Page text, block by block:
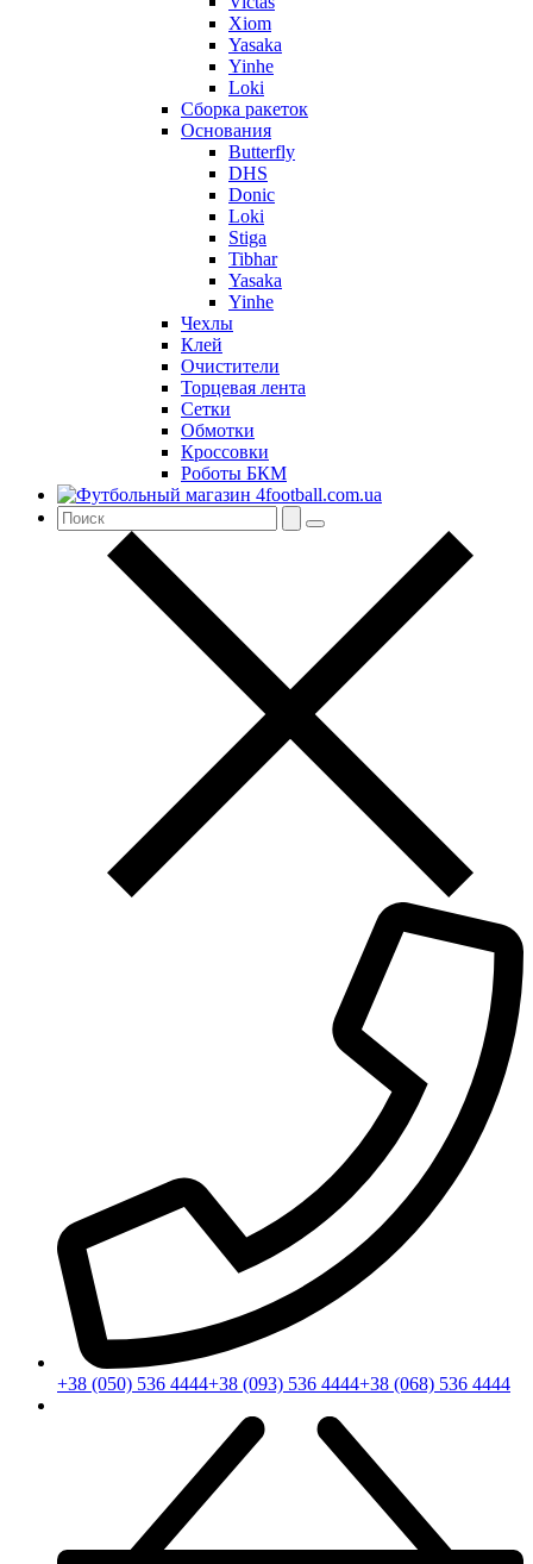
Xiom
Yasaka
Yinhe
Loki
Сборка ракеток
Основания
Butterfly
DHS
Donic
Loki
Stiga
Tibhar
Yasaka
Yinhe
Чехлы
Клей
Очистители
Торцевая лента
Сетки
Обмотки
Кроссовки
Роботы БКМ
+38 (050) 536 4444+38 (093) 536 4444+38 (068) 536 4444